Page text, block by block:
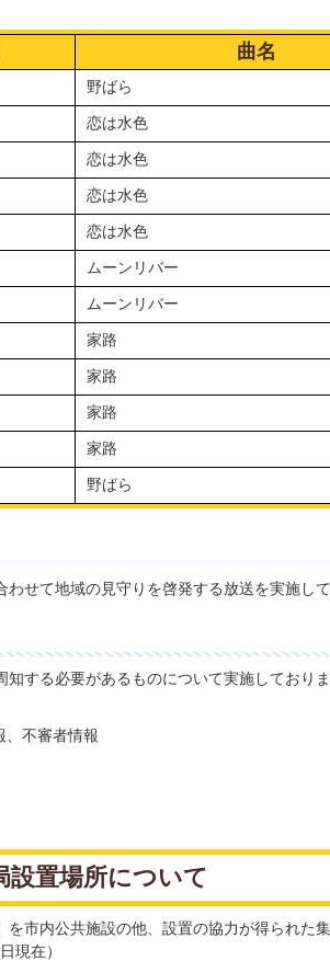
曲名
野ばら
恋は水色
恋は水色
恋は水色
恋は水色
ムーンリバー
ムーンリバー
家路
家路
家路
家路
野ばら
せて地域の見守りを啓発する放送を実施して
する必要があるものについて実施しており
、不審者情報
設置場所について
市内公共施設の他、設置の協力が得られた
現在）